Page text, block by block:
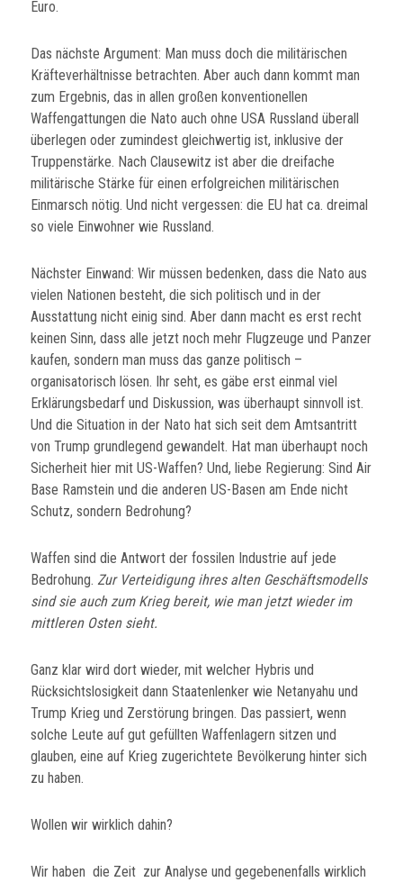
Euro.
Das nächste Argument: Man muss doch die militärischen
Kräfteverhältnisse betrachten. Aber auch dann kommt man
zum Ergebnis, das in allen großen konventionellen
Waffengattungen die Nato auch ohne USA Russland überall
überlegen oder zumindest gleichwertig ist, inklusive der
Truppenstärke. Nach Clausewitz ist aber die dreifache
militärische Stärke für einen erfolgreichen militärischen
Einmarsch nötig. Und nicht vergessen: die EU hat ca. dreimal
so viele Einwohner wie Russland.
Nächster Einwand: Wir müssen bedenken, dass die Nato aus
vielen Nationen besteht, die sich politisch und in der
Ausstattung nicht einig sind. Aber dann macht es erst recht
keinen Sinn, dass alle jetzt noch mehr Flugzeuge und Panzer
kaufen, sondern man muss das ganze politisch –
organisatorisch lösen. Ihr seht, es gäbe erst einmal viel
Erklärungsbedarf und Diskussion, was überhaupt sinnvoll ist.
Und die Situation in der Nato hat sich seit dem Amtsantritt
von Trump grundlegend gewandelt. Hat man überhaupt noch
Sicherheit hier mit US-Waffen? Und, liebe Regierung: Sind Air
Base Ramstein und die anderen US-Basen am Ende nicht
Schutz, sondern Bedrohung?
Waffen sind die Antwort der fossilen Industrie auf jede
Bedrohung.Zur Verteidigung ihres alten Geschäftsmodells
sind sie auch zum Krieg bereit, wie man jetzt wieder im
mittleren Osten sieht.
Ganz klar wird dort wieder, mit welcher Hybris und
Rücksichtslosigkeit dann Staatenlenker wie Netanyahu und
Trump Krieg und Zerstörung bringen. Das passiert, wenn
solche Leute auf gut gefüllten Waffenlagern sitzen und
glauben, eine auf Krieg zugerichtete Bevölkerung hinter sich
zu haben.
Wollen wir wirklich dahin?
Wir haben die Zeit zur Analyse und gegebenenfalls wirklich